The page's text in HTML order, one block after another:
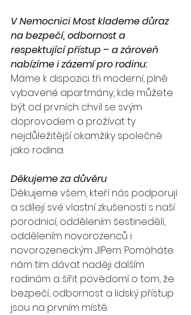
V Nemocnici Most klademe důraz
na bezpečí, odbornost a
respektující přístup – a zároveň
nabízíme i zázemí pro rodinu:
Máme k dispozici tři moderní, plně
vybavené apartmány, kde můžete
být od prvních chvil se svým
doprovodem a prožívat ty
nejdůležitější okamžiky společně
jako rodina.
Děkujeme za důvěru
Děkujeme všem, kteří nás podporují
a sdílejí své vlastní zkušenosti s naší
porodnicí, oddělením šestinedělí,
oddělením novorozenců i
novorozeneckým JIPem. Pomáháte
nám tím dávat naději dalším
rodinám a šířit povědomí o tom, že
bezpečí, odbornost a lidský přístup
jsou na prvním místě.